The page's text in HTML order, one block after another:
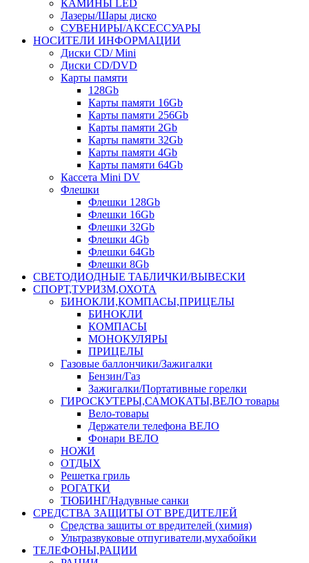
КАМИНЫ LED
Лазеры/Шары диско
СУВЕНИРЫ/АКСЕССУАРЫ
НОСИТЕЛИ ИНФОРМАЦИИ
Диски CD/ Mini
Диски CD/DVD
Карты памяти
128Gb
Карты памяти 16Gb
Карты памяти 256Gb
Карты памяти 2Gb
Карты памяти 32Gb
Карты памяти 4Gb
Карты памяти 64Gb
Кассета Mini DV
Флешки
Флешки 128Gb
Флешки 16Gb
Флешки 32Gb
Флешки 4Gb
Флешки 64Gb
Флешки 8Gb
СВЕТОДИОДНЫЕ ТАБЛИЧКИ/ВЫВЕСКИ
СПОРТ,ТУРИЗМ,ОХОТА
БИНОКЛИ,КОМПАСЫ,ПРИЦЕЛЫ
БИНОКЛИ
КОМПАСЫ
МОНОКУЛЯРЫ
ПРИЦЕЛЫ
Газовые баллончики/Зажигалки
Бензин/Газ
Зажигалки/Портативные горелки
ГИРОСКУТЕРЫ,САМОКАТЫ,ВЕЛО товары
Вело-товары
Держатели телефона ВЕЛО
Фонари ВЕЛО
НОЖИ
ОТДЫХ
Решетка гриль
РОГАТКИ
ТЮБИНГ/Надувные санки
СРЕДСТВА ЗАЩИТЫ ОТ ВРЕДИТЕЛЕЙ
Средства защиты от вредителей (химия)
Ультразвуковые отпугиватели,мухабойки
ТЕЛЕФОНЫ,РАЦИИ